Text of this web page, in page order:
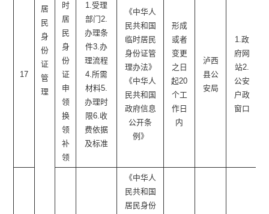
居
民
身
份
证
管
理
17
时
居
民
身
份
证
申
领
换
领
补
领
1.受理
部门2.
办理条
件3.办
理流程
4.所需
材料5.
办理时
限6.收
费依据
及标准
《中华人
民共和国
临时居民
身份证管
理办法》
《中华人
民共和国
政府信息
公开条
例》
形成
或者
变更
之日
起20
个工
作日
内
泸西
县公
安局
1.政
府网
站2.
公安
户政
窗口
《中华人
民共和国
居民身份